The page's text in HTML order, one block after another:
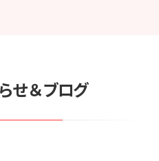
せ＆ブログ